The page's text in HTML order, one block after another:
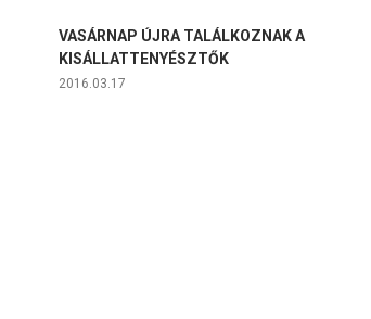
VASÁRNAP ÚJRA TALÁLKOZNAK A
KISÁLLATTENYÉSZTŐK
2016.03.17